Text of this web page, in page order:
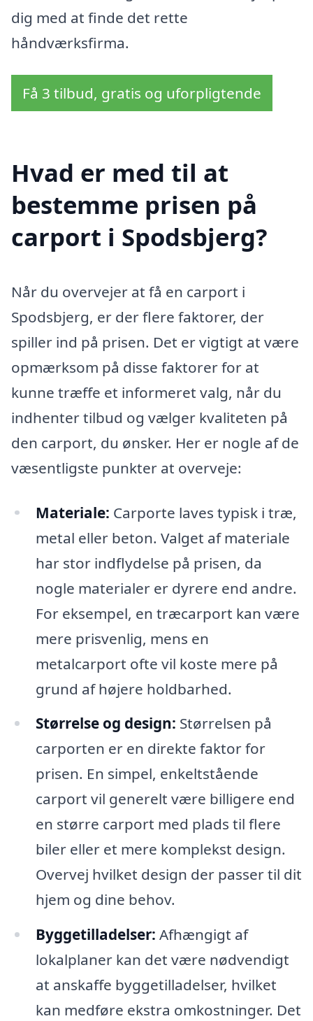
dig med at finde det rette
håndværksfirma.
Få 3 tilbud, gratis og uforpligtende
Hvad er med til at
bestemme prisen på
carport i Spodsbjerg?
Når du overvejer at få en carport i
Spodsbjerg, er der flere faktorer, der
spiller ind på prisen. Det er vigtigt at være
opmærksom på disse faktorer for at
kunne træffe et informeret valg, når du
indhenter tilbud og vælger kvaliteten på
den carport, du ønsker. Her er nogle af de
væsentligste punkter at overveje:
Materiale: Carporte laves typisk i træ,
metal eller beton. Valget af materiale
har stor indflydelse på prisen, da
nogle materialer er dyrere end andre.
For eksempel, en træcarport kan være
mere prisvenlig, mens en
metalcarport ofte vil koste mere på
grund af højere holdbarhed.
Størrelse og design: Størrelsen på
carporten er en direkte faktor for
prisen. En simpel, enkeltstående
carport vil generelt være billigere end
en større carport med plads til flere
biler eller et mere komplekst design.
Overvej hvilket design der passer til dit
hjem og dine behov.
Byggetilladelser: Afhængigt af
lokalplaner kan det være nødvendigt
at anskaffe byggetilladelser, hvilket
kan medføre ekstra omkostninger. Det